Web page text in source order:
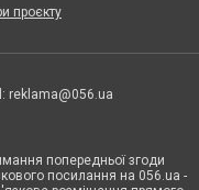
проєкту
reklama@056.ua
попередньої згоди
посилання на 056.ua -